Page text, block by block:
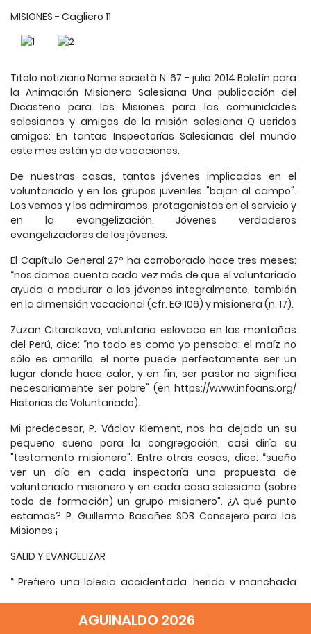
MISIONES - Cagliero 11
Titolo notiziario Nome società N. 67 - julio 2014 Boletín para
la Animación Misionera Salesiana Una publicación del
Dicasterio para las Misiones para las comunidades
salesianas y amigos de la misión salesiana Q ueridos
amigos: En tantas Inspectorías Salesianas del mundo
este mes están ya de vacaciones.
De nuestras casas, tantos jóvenes implicados en el
voluntariado y en los grupos juveniles "bajan al campo".
Los vemos y los admiramos, protagonistas en el servicio y
en la evangelización. Jóvenes verdaderos
evangelizadores de los jóvenes.
El Capítulo General 27º ha corroborado hace tres meses:
“nos damos cuenta cada vez más de que el voluntariado
ayuda a madurar a los jóvenes integralmente, también
en la dimensión vocacional (cfr. EG 106) y misionera (n. 17).
Zuzan Citarcikova, voluntaria eslovaca en las montañas
del Perú, dice: “no todo es como yo pensaba: el maíz no
sólo es amarillo, el norte puede perfectamente ser un
lugar donde hace calor, y en fin, ser pastor no significa
necesariamente ser pobre" (en https://www.infoans.org/
Historias de Voluntariado).
Mi predecesor, P. Václav Klement, nos ha dejado un su
pequeño sueño para la congregación, casi diría su
"testamento misionero": Entre otras cosas, dice: “sueño
ver un día en cada inspectoría una propuesta de
voluntariado misionero y en cada casa salesiana (sobre
todo de formación) un grupo misionero". ¿A qué punto
estamos? P. Guillermo Basañes SDB Consejero para las
Misiones ¡
SALID Y EVANGELIZAR
“ Prefiero una Iglesia accidentada, herida y manchada
dades. No quiero una Iglesia preocupada por ser el centro
AGUINALDO 2026